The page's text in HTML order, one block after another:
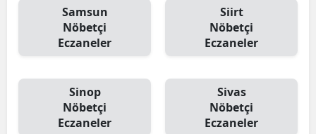
Samsun
Nöbetçi
Eczaneler
Siirt
Nöbetçi
Eczaneler
Sinop
Nöbetçi
Eczaneler
Sivas
Nöbetçi
Eczaneler